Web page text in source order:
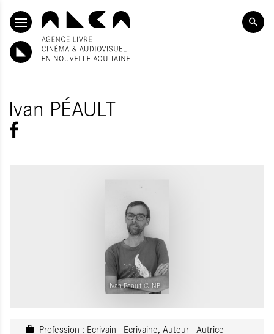
ALLER AU CONTENU PRINCIPAL
Ivan PÉAULT
Ivan Peault © NB
Profession : Ecrivain - Ecrivaine, Auteur - Autrice